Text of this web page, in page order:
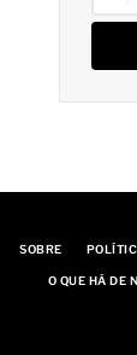
SOBRE
O QUE HÁ DE